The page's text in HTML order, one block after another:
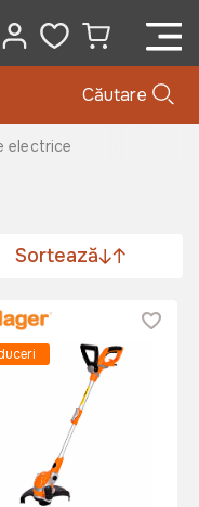
Căutare
electrice
Sortează